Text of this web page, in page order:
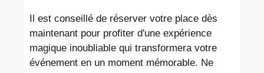
Il est conseillé de réserver votre place dès
maintenant pour profiter d'une expérience
magique inoubliable qui transformera votre
événement en un moment mémorable. Ne